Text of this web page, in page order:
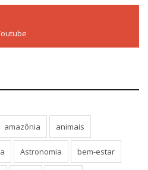
amazônia animais
Astronomia bem-estar